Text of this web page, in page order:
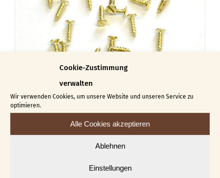
Cookie-Zustimmung
verwalten
Wir verwenden Cookies, um unsere Website und unseren Service zu
optimieren.
Alle Cookies akzeptieren
Ablehnen
Einstellungen
Optionen
können
der
Produktseite
gewählt
Flachkopfschrauben
5,30